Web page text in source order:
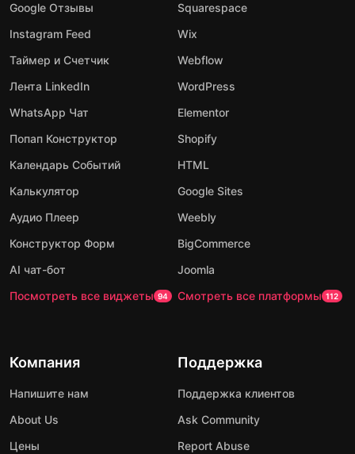
Google Отзывы
Instagram Feed
Таймер и Счетчик
Лента LinkedIn
WhatsApp Чат
Попап Конструктор
Календарь Событий
Калькулятор
Аудио Плеер
Конструктор Форм
AI чат-бот
Посмотреть все виджеты 94
Squarespace
Wix
Webflow
WordPress
Elementor
Shopify
HTML
Google Sites
Weebly
BigCommerce
Joomla
Смотреть все платформы 112
Компания
Напишите нам
About Us
Цены
Поддержка
Поддержка клиентов
Ask Community
Report Abuse